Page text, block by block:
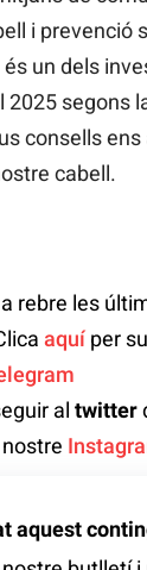
i prevenció
és un dels
2025 segons
consells
cabell.
rebre les
aquí per
al twitter
aquest